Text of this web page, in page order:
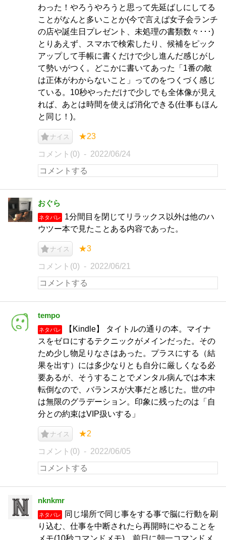
わった！やろうやろうと思って先延ばしにしてる
ことがなんと多いことか(今で言えば女子会ランチ
の店や誕生日プレゼント、未処理の書類数々･･･)
とりあえず、スマホで検索したり、候補をピック
アップして手帳に書くだけで少し進んだ感じがし
て勢いがつく。どこかに書いてあった「1番の敵
は正体がわからないこと」ってのをつくづく感じ
ている。10秒やっただけで少しでも全体像が見え
れば、あとは時間を使えば消化できる(仕事もほん
と同じ！)。
ナイス ★23
コメント(0) 2022/06/24
おぐら
ネタバレ
1分間目を閉じてリラックス以外は他のハ
ウツー本で見たことある内容であった。
ナイス ★3
コメント(0) 2022/06/21
tempo
ネタバレ
【Kindle】 タイトルの通りの本。マイナ
スをゼロにするテクニックがメインだった。その
ため少し物足りなさはあった。プラスにする（結
果を出す）には多少なりとも自分に厳しくなる必
要あるが、そうすることでメンタル病んでは本末
転倒なので、バランスが大事だと感じた。世の中
は無限のグラデーション。印象に残ったのは「自
分との約束はVIP扱いする」
ナイス ★2
コメント(0) 2022/06/05
nknkmr
ネタバレ
同じ場所で同じ事をする事で脳に行動を刷
り込む、仕事を中断されたら再開時にやることを
メモ(10秒コマンドメモ)、前日に朝一コマンドメ